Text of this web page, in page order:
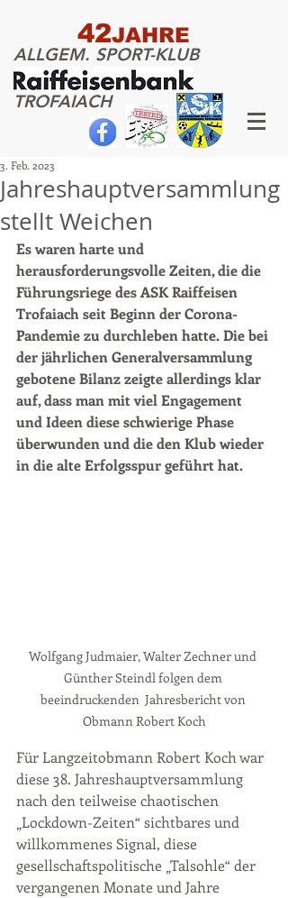
42JAHRE
ALLGEM. SPORT-KLUB
TROFAIACH
Jahreshauptversammlung
stellt Weichen
3. Feb. 2023
Es waren harte und
herausforderungsvolle Zeiten, die die
Führungsriege des ASK Raiffeisen
Trofaiach seit Beginn der Corona-
Pandemie zu durchleben hatte. Die bei
der jährlichen Generalversammlung
gebotene Bilanz zeigte allerdings klar
auf, dass man mit viel Engagement
und Ideen diese schwierige Phase
überwunden und die den Klub wieder
in die alte Erfolgsspur geführt hat.
Wolfgang Judmaier, Walter Zechner und
Günther Steindl folgen dem
beeindruckenden  Jahresbericht von
Obmann Robert Koch
Für Langzeitobmann Robert Koch war
diese 38. Jahreshauptversammlung
nach den teilweise chaotischen
„Lockdown-Zeiten“ sichtbares und
willkommenes Signal, diese
gesellschaftspolitische „Talsohle“ der
vergangenen Monate und Jahre